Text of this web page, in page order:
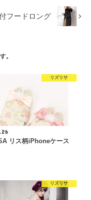
フードロング
。
リズリサ
リス柄iPhoneケース
リズリサ